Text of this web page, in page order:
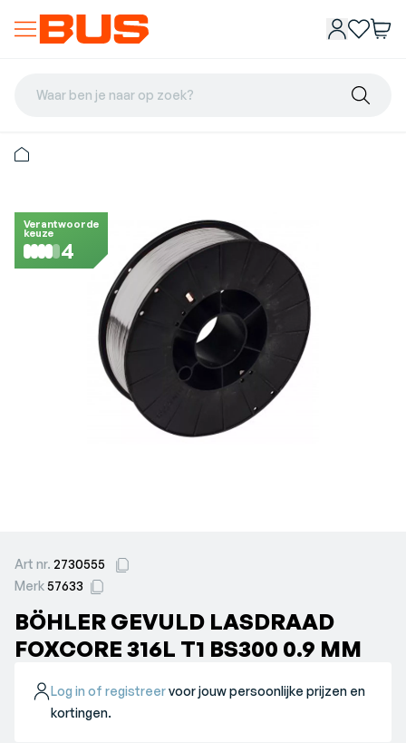
Waar ben je naar op zoek?
Verantwoorde
keuze
4
Art nr. 2730555
Merk57633
BÖHLER GEVULD LASDRAAD
FOXCORE 316L T1 BS300 0.9 MM
Log in of registreervoor jouw persoonlijke prijzen en
kortingen.